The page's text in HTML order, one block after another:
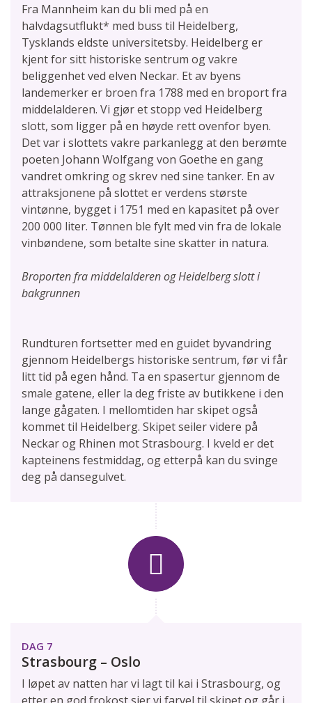
Fra Mannheim kan du bli med på en
halvdagsutflukt* med buss til Heidelberg,
Tysklands eldste universitetsby. Heidelberg er
kjent for sitt historiske sentrum og vakre
beliggenhet ved elven Neckar. Et av byens
landemerker er broen fra 1788 med en broport fra
middelalderen. Vi gjør et stopp ved Heidelberg
slott, som ligger på en høyde rett ovenfor byen.
Det var i slottets vakre parkanlegg at den berømte
poeten Johann Wolfgang von Goethe en gang
vandret omkring og skrev ned sine tanker. En av
attraksjonene på slottet er verdens største
vintønne, bygget i 1751 med en kapasitet på over
200 000 liter. Tønnen ble fylt med vin fra de lokale
vinbøndene, som betalte sine skatter in natura.
Broporten fra middelalderen og Heidelberg slott i
bakgrunnen
Rundturen fortsetter med en guidet byvandring
gjennom Heidelbergs historiske sentrum, før vi får
litt tid på egen hånd. Ta en spasertur gjennom de
smale gatene, eller la deg friste av butikkene i den
lange gågaten. I mellomtiden har skipet også
kommet til Heidelberg. Skipet seiler videre på
Neckar og Rhinen mot Strasbourg. I kveld er det
kapteinens festmiddag, og etterpå kan du svinge
deg på dansegulvet.
DAG 7
Strasbourg – Oslo
I løpet av natten har vi lagt til kai i Strasbourg, og